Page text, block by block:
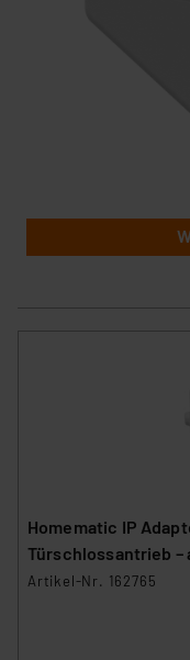
Homematic IP
Türschlossantrieb –
ADA-DL-KA
Artikel-Nr. 162765